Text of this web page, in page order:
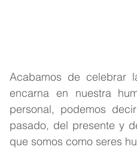
Acabamos de celebrar
encarna en nuestra
personal, podemos
pasado, del presente y
que somos como seres